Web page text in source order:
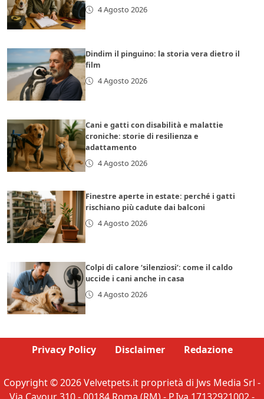
4 Agosto 2026
Dindim il pinguino: la storia vera dietro il
film
4 Agosto 2026
Cani e gatti con disabilità e malattie
croniche: storie di resilienza e
adattamento
4 Agosto 2026
Finestre aperte in estate: perché i gatti
rischiano più cadute dai balconi
4 Agosto 2026
Colpi di calore ‘silenziosi’: come il caldo
uccide i cani anche in casa
4 Agosto 2026
Privacy Policy Disclaimer Redazione
Copyright © 2026 Velvetpets.it proprietà di Jws Media Srl -